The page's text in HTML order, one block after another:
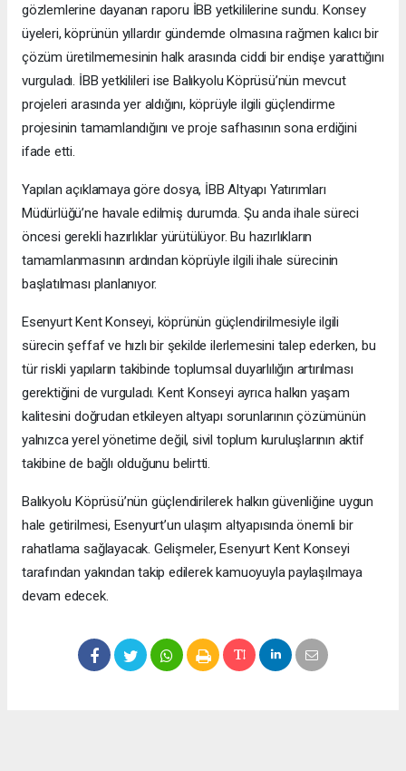
gözlemlerine dayanan raporu İBB yetkililerine sundu. Konsey
üyeleri, köprünün yıllardır gündemde olmasına rağmen kalıcı bir
çözüm üretilmemesinin halk arasında ciddi bir endişe yarattığını
vurguladı. İBB yetkilileri ise Balıkyolu Köprüsü’nün mevcut
projeleri arasında yer aldığını, köprüyle ilgili güçlendirme
projesinin tamamlandığını ve proje safhasının sona erdiğini
ifade etti.
Yapılan açıklamaya göre dosya, İBB Altyapı Yatırımları
Müdürlüğü’ne havale edilmiş durumda. Şu anda ihale süreci
öncesi gerekli hazırlıklar yürütülüyor. Bu hazırlıkların
tamamlanmasının ardından köprüyle ilgili ihale sürecinin
başlatılması planlanıyor.
Esenyurt Kent Konseyi, köprünün güçlendirilmesiyle ilgili
sürecin şeffaf ve hızlı bir şekilde ilerlemesini talep ederken, bu
tür riskli yapıların takibinde toplumsal duyarlılığın artırılması
gerektiğini de vurguladı. Kent Konseyi ayrıca halkın yaşam
kalitesini doğrudan etkileyen altyapı sorunlarının çözümünün
yalnızca yerel yönetime değil, sivil toplum kuruluşlarının aktif
takibine de bağlı olduğunu belirtti.
Balıkyolu Köprüsü’nün güçlendirilerek halkın güvenliğine uygun
hale getirilmesi, Esenyurt’un ulaşım altyapısında önemli bir
rahatlama sağlayacak. Gelişmeler, Esenyurt Kent Konseyi
tarafından yakından takip edilerek kamuoyuyla paylaşılmaya
devam edecek.